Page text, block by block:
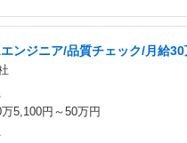
ンジニア/品質チェック/月給
万5,100円～50万円